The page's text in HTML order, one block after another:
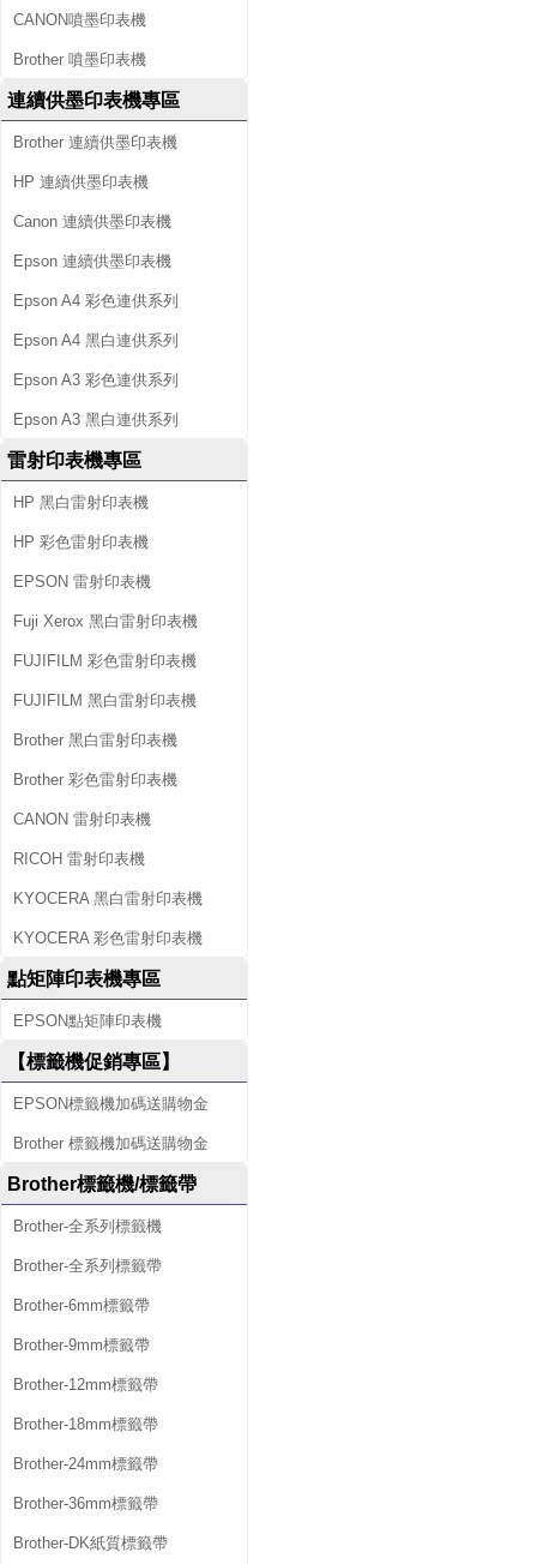
CANON噴墨印表機
Brother 噴墨印表機
連續供墨印表機專區
Brother 連續供墨印表機
HP 連續供墨印表機
Canon 連續供墨印表機
Epson 連續供墨印表機
Epson A4 彩色連供系列
Epson A4 黑白連供系列
Epson A3 彩色連供系列
Epson A3 黑白連供系列
雷射印表機專區
HP 黑白雷射印表機
HP 彩色雷射印表機
EPSON 雷射印表機
Fuji Xerox 黑白雷射印表機
FUJIFILM 彩色雷射印表機
FUJIFILM 黑白雷射印表機
Brother 黑白雷射印表機
Brother 彩色雷射印表機
CANON 雷射印表機
RICOH 雷射印表機
KYOCERA 黑白雷射印表機
KYOCERA 彩色雷射印表機
點矩陣印表機專區
EPSON點矩陣印表機
【標籤機促銷專區】
EPSON標籤機加碼送購物金
Brother 標籤機加碼送購物金
Brother標籤機/標籤帶
Brother-全系列標籤機
Brother-全系列標籤帶
Brother-6mm標籤帶
Brother-9mm標籤帶
Brother-12mm標籤帶
Brother-18mm標籤帶
Brother-24mm標籤帶
Brother-36mm標籤帶
Brother-DK紙質標籤帶